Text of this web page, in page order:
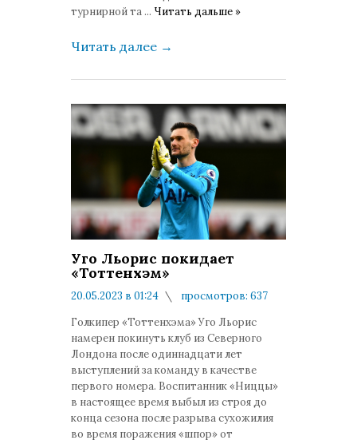
турнирной та ... Читать дальше »
Читать далее →
Уго Льорис покидает
«Тоттенхэм»
20.05.2023 в 01:24
просмотров: 637
Голкипер «Тоттенхэма» Уго Льорис
намерен покинуть клуб из Северного
Лондона после одиннадцати лет
выступлений за команду в качестве
первого номера. Воспитанник «Ниццы»
в настоящее время выбыл из строя до
конца сезона после разрыва сухожилия
во время поражения «шпор» от